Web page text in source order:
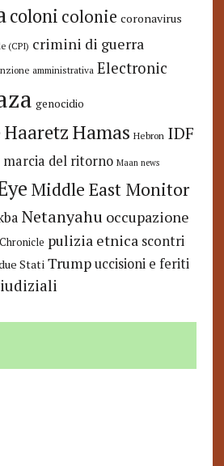
coloni colonie coronavirus
(CPI) crimini di guerra
amministrativa Electronic
genocidio
HaaretzHamas Hebron IDF
marcia del ritorno Maan news
Middle East Monitor
Netanyahu occupazione
pulizia etnica scontri
Stati Trump uccisioni e feriti